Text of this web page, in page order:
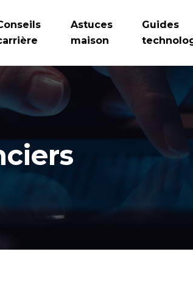
Astuces
maison
Guides